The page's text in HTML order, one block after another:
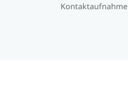
Kontaktaufnahme